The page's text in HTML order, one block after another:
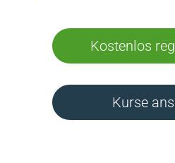
Kostenlos
Kurse